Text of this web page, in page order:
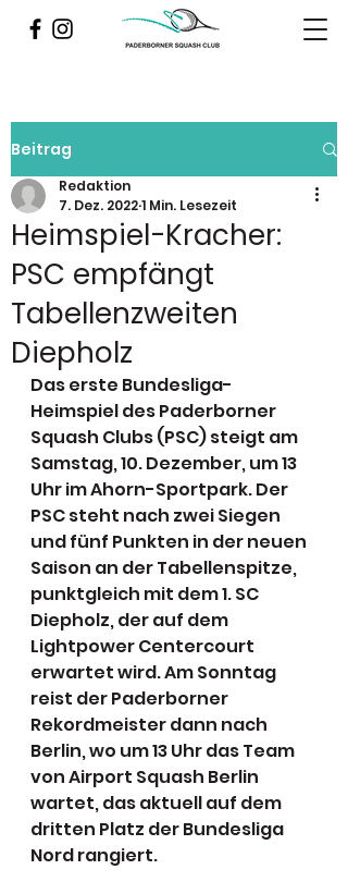
Beitrag
Heimspiel-Kracher:
PSC empfängt
Tabellenzweiten
Diepholz
Redaktion
7. Dez. 20221 Min. Lesezeit
Das erste Bundesliga-
Heimspiel des Paderborner
Squash Clubs (PSC) steigt am
Samstag, 10. Dezember, um 13
Uhr im Ahorn-Sportpark. Der
PSC steht nach zwei Siegen
und fünf Punkten in der neuen
Saison an der Tabellenspitze,
punktgleich mit dem 1. SC
Diepholz, der auf dem
Lightpower Centercourt
erwartet wird. Am Sonntag
reist der Paderborner
Rekordmeister dann nach
Berlin, wo um 13 Uhr das Team
von Airport Squash Berlin
wartet, das aktuell auf dem
dritten Platz der Bundesliga
Nord rangiert.